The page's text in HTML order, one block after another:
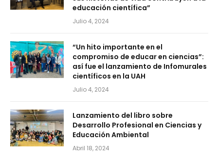
educación científica”
Julio 4, 2024
“Un hito importante en el
compromiso de educar en ciencias”:
así fue el lanzamiento de Infomurales
científicos en la UAH
Julio 4, 2024
Lanzamiento del libro sobre
Desarrollo Profesional en Ciencias y
Educación Ambiental
Abril 18, 2024